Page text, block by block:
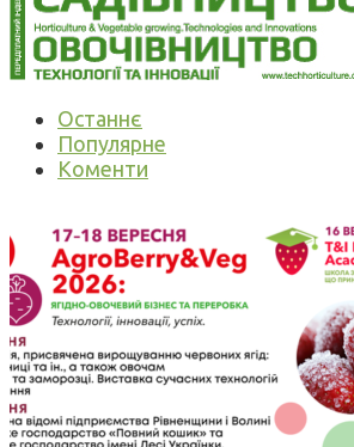
Останнє
Популярне
Коменти